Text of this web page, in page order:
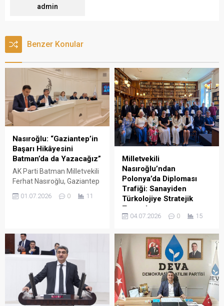
admin
Benzer Konular
Nasıroğlu: “Gaziantep’in
Başarı Hikâyesini
Batman’da da Yazacağız”
AK Parti Batman Milletvekili
Ferhat Nasıroğlu, Gaziantep
Büyükşehir Belediye
Başkanı Fatma Şahin'in ev
dünyasının önde gelen
temsilcileri, OSB başkanları
ve sanayicilerle bir araya
geldi. Nasıroğlu,
Gaziantep’in sanayi ve
üretim modelini Batman’a
entegre etmeyi
01.07.2026 0 11
Milletvekili
Nasıroğlu’ndan
Polonya’da Diploması
Trafiği: Sanayiden
Türkolojiye Stratejik
Temaslar
AK Parti Batman Milletvekili
Polonya Parlamentolar
Arası Dostluk Grubu
heyetiyle birlikte gittiği
Polonya'da parlamenterler,
diplomatlar ve
akademisyenlerle bir dizi
stratejik görüşme
04.07.2026 0 15